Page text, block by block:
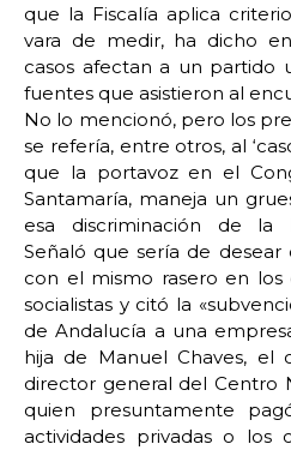
que la Fiscalía aplica
vara de medir, ha dicho
casos afectan a un partido
fuentes que asistieron al
No lo mencionó, pero los
se refería, entre otros, al
que la portavoz en el
Santamaría, maneja un
esa discriminación de la
Señaló que sería de desear
con el mismo rasero en los
socialistas y citó la
de Andalucía a una
hija de Manuel Chaves, el
director general del Centro
quien presuntamente
actividades privadas o los